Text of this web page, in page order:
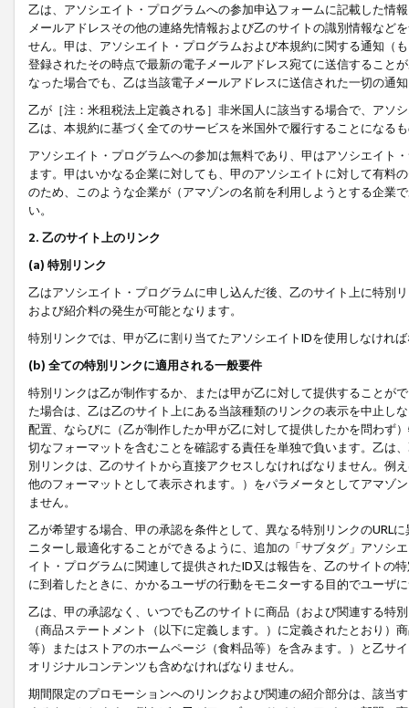
乙は、アソシエイト・プログラムへの参加申込フォームに記載した情
メールアドレスその他の連絡先情報および乙のサイトの識別情報など
せん。甲は、アソシエイト・プログラムおよび本規約に関する通知（
登録されたその時点で最新の電子メールアドレス宛てに送信すること
なった場合でも、乙は当該電子メールアドレスに送信された一切の通
乙が［注：米租税法上定義される］非米国人に該当する場合で、アソ
乙は、本規約に基づく全てのサービスを米国外で履行することになる
アソシエイト・プログラムへの参加は無料であり、甲はアソシエイト
ます。甲はいかなる企業に対しても、甲のアソシエイトに対して有料
のため、このような企業が（アマゾンの名前を利用しようとする企業
い。
2. 乙のサイト上のリンク
(a) 特別リンク
乙はアソシエイト・プログラムに申し込んだ後、乙のサイト上に特別
および紹介料の発生が可能となります。
特別リンクでは、甲が乙に割り当てたアソシエイトIDを使用しなけれ
(b) 全ての特別リンクに適用される一般要件
特別リンクは乙が制作するか、または甲が乙に対して提供することが
た場合は、乙は乙のサイト上にある当該種類のリンクの表示を中止し
配置、ならびに（乙が制作したか甲が乙に対して提供したかを問わず
切なフォーマットを含むことを確認する責任を単独で負います。乙は
別リンクは、乙のサイトから直接アクセスしなければなりません。例
他のフォーマットとして表示されます。）をパラメータとしてアマゾ
ません。
乙が希望する場合、甲の承認を条件として、異なる特別リンクのURL
ニターし最適化することができるように、追加の「サブタグ」アソシ
イト・プログラムに関連して提供されたID又は報告を、乙のサイトの
に到着したときに、かかるユーザの行動をモニターする目的でユーザ
乙は、甲の承認なく、いつでも乙のサイトに商品（および関連する特
（商品ステートメント（以下に定義します。）に定義されたとおり
等）またはストアのホームページ（食料品等）を含みます。）と乙サ
オリジナルコンテンツも含めなければなりません。
期間限定のプロモーションへのリンクおよび関連の紹介部分は、該当